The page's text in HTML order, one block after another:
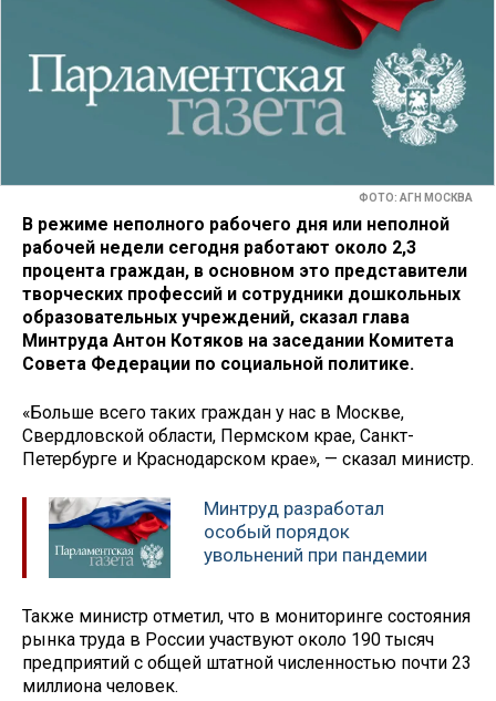
ФОТО: АГН МОСКВА
В режиме неполного рабочего дня или неполной
рабочей недели сегодня работают около 2,3
процента граждан, в основном это представители
творческих профессий и сотрудники дошкольных
образовательных учреждений, сказал глава
Минтруда Антон Котяков на заседании Комитета
Совета Федерации по социальной политике.
«Больше всего таких граждан у нас в Москве,
Свердловской области, Пермском крае, Санкт-
Петербурге и Краснодарском крае», — сказал министр.
Минтруд разработал
особый порядок
увольнений при пандемии
Также министр отметил, что в мониторинге состояния
рынка труда в России участвуют около 190 тысяч
предприятий с общей штатной численностью почти 23
миллиона человек.